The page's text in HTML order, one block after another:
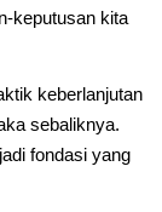
keputusan kita
keberlanjutan
sebaliknya.
fondasi yang